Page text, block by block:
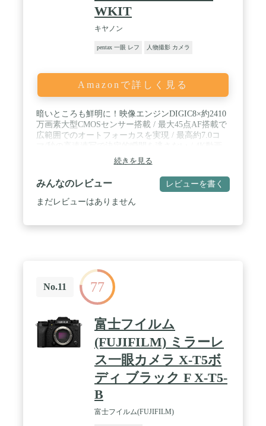
WKIT
キヤノン
pentax 一眼 レフ 人物撮影 カメラ
Amazonで詳しく見る
暗いところも鮮明に！映像エンジンDIGIC8×約2410
万画素大型CMOSセンサー搭載 / 最大45点AF搭載で
広範囲でのオートフォーカスを実現 / 最高約7.0コ
撮影でどんなシーンも映画みたいに！
続きを見る
みんなのレビュー レビューを書く
まだレビューはありません
No.11 77
富士フイルム
(FUJIFILM) ミラーレ
ス一眼カメラ X-T5ボ
ディ ブラック F X-T5-
B
富士フイルム(FUJIFILM)